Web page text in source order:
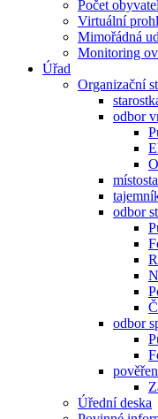
Počet obyvatel
Virtuální
Mimořádná
Monitoring
Úřad
Organizační
odbor
odbor
odbor
Úřední deska